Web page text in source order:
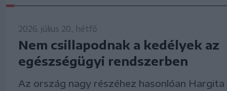
2026. július 20., hétfő
Nem csillapodnak a kedélyek az
egészségügyi rendszerben
Az ország nagy részéhez hasonlóan Hargita